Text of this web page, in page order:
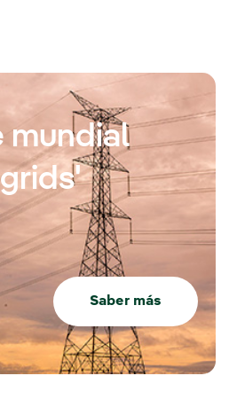
mundial
Saber más